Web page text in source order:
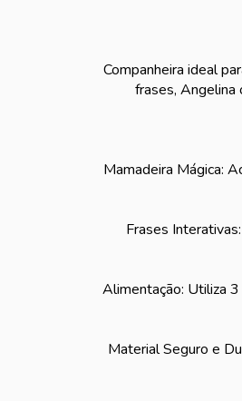
Companheira ideal
frases, Angelina
Mamadeira Mágica:
Frases
Alimentação: Utiliza
Material Seguro e